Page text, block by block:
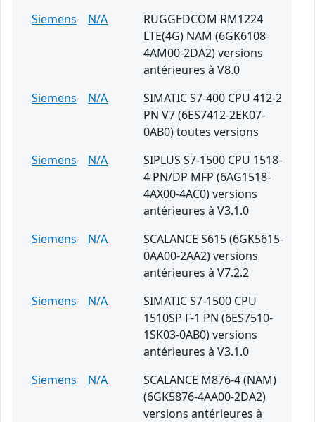
Siemens
N/A
RUGGEDCOM RM1224
LTE(4G) NAM (6GK6108-
4AM00-2DA2) versions
antérieures à V8.0
Siemens
N/A
SIMATIC S7-400 CPU 412-2
PN V7 (6ES7412-2EK07-
0AB0) toutes versions
Siemens
N/A
SIPLUS S7-1500 CPU 1518-
4 PN/DP MFP (6AG1518-
4AX00-4AC0) versions
antérieures à V3.1.0
Siemens
N/A
SCALANCE S615 (6GK5615-
0AA00-2AA2) versions
antérieures à V7.2.2
Siemens
N/A
SIMATIC S7-1500 CPU
1510SP F-1 PN (6ES7510-
1SK03-0AB0) versions
antérieures à V3.1.0
Siemens
N/A
SCALANCE M876-4 (NAM)
(6GK5876-4AA00-2DA2)
versions antérieures à